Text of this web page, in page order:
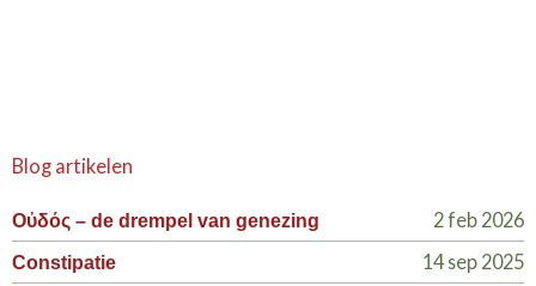
Blog artikelen
Οὐδός – de drempel van genezing 2 feb 2026
Constipatie 14 sep 2025